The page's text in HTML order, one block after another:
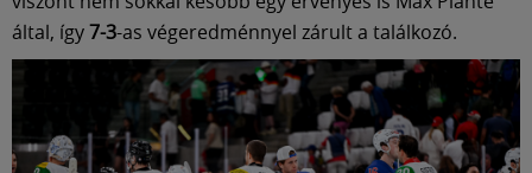
által, így7-3-as végeredménnyel zárult a találkozó.